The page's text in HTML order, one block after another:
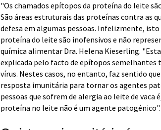
"Os chamados epítopos da proteína do leite
São áreas estruturais das proteínas contra as
defesa em algumas pessoas. Infelizmente, isto
proteína do leite são inofensivos e não
química alimentar Dra. Helena Kieserling.
explicada pelo facto de epítopos
vírus. Nestes casos, no entanto, faz sentido
resposta imunitária para tornar os agentes
pessoas que sofrem de alergia ao leite de
proteína no leite não é um agente patogénico".